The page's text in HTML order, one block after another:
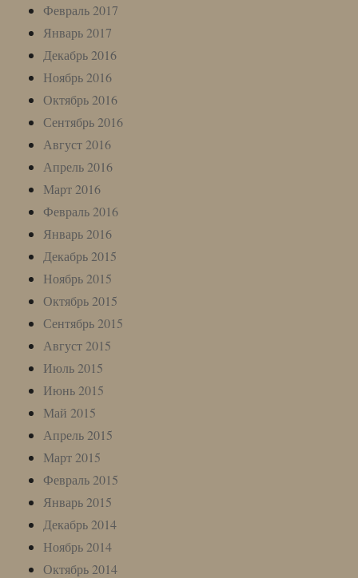
Февраль 2017
Январь 2017
Декабрь 2016
Ноябрь 2016
Октябрь 2016
Сентябрь 2016
Август 2016
Апрель 2016
Март 2016
Февраль 2016
Январь 2016
Декабрь 2015
Ноябрь 2015
Октябрь 2015
Сентябрь 2015
Август 2015
Июль 2015
Июнь 2015
Май 2015
Апрель 2015
Март 2015
Февраль 2015
Январь 2015
Декабрь 2014
Ноябрь 2014
Октябрь 2014